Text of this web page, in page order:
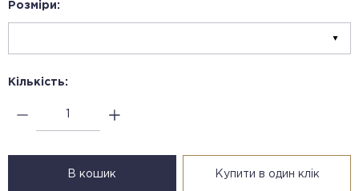
Розміри:
Кількість:
В кошик Купити в один клік